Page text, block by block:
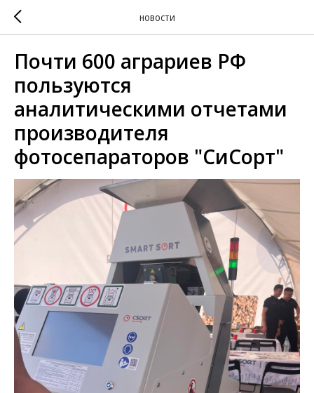
НОВОСТИ
Почти 600 аграриев РФ
пользуются
аналитическими отчетами
производителя
фотосепараторов "СиСорт"